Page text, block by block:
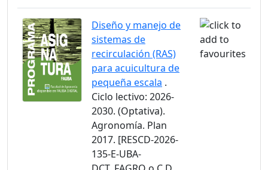
Diseño y manejo de
sistemas de
recirculación (RAS)
para acuicultura de
pequeña escala .
Ciclo lectivo: 2026-
2030. (Optativa).
Agronomía. Plan
2017. [RESCD-2026-
135-E-UBA-